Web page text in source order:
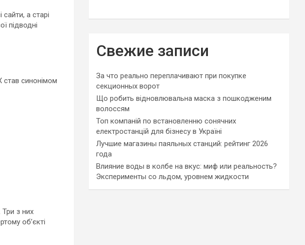
а старі
підводні
став синонімом
Три з них
об’єкті
Свежие записи
За что реально переплачивают при покупке
секционных ворот
Що робить відновлювальна маска з пошкодженим
волоссям
Топ компаній по встановленню сонячних
електростанцій для бізнесу в Україні
Лучшие магазины паяльных станций: рейтинг 2026
года
Влияние воды в колбе на вкус: миф или реальность?
Эксперименты со льдом, уровнем жидкости